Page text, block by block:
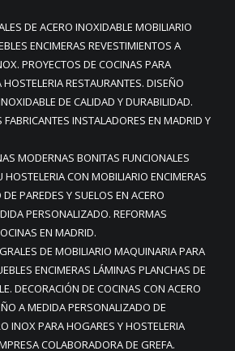
DE ACERO INOXIDABLE MOBILIARIO
ENCIMERAS REVESTIMIENTOS A
PROYECTOS DE COCINAS PARA
RESTAURANTES. DISEÑO
DE CALIDAD Y DURABILIDAD.
FABRICANTES INSTALADORES EN MADRID Y
MODERNAS BONITAS FUNCIONALES
HOSTELERIA CON MOBILIARIO ENCIMERAS
PAREDES Y SUELOS EN ACERO
PERSONALIZADO. REFORMAS
EN MADRID.
DE MOBILIARIO MAQUINARIA PARA
ENCIMERAS LÁMINAS PLANCHAS DE
DECORACIÓN DE COCINAS CON ACERO
A MEDIDA PERSONALIZADO DE
INOX PARA HOGARES Y HOSTELERIA
COLABORADORA DE GREFA.